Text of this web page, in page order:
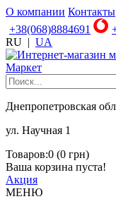
О компании Контакты
+38(068)8884691
RU | UA
Днепропетровская
ул. Научная 1
Товаров:0 (0 грн)
Ваша корзина пуста!
Акция
МЕНЮ